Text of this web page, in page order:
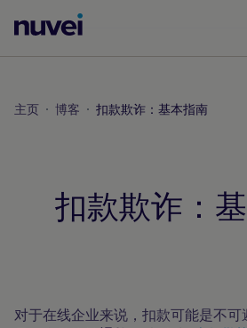
主
主页 博客 扣款欺诈：基本指南
扣款欺诈：
对于在线企业来说，扣款可能是不可